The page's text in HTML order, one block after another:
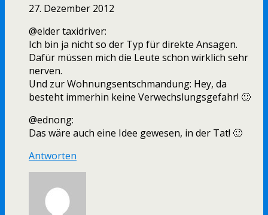
27. Dezember 2012
@elder taxidriver:
Ich bin ja nicht so der Typ für direkte Ansagen.
Dafür müssen mich die Leute schon wirklich sehr
nerven.
Und zur Wohnungsentschmandung: Hey, da
besteht immerhin keine Verwechslungsgefahr! 🙂
@ednong:
Das wäre auch eine Idee gewesen, in der Tat! 🙂
Antworten